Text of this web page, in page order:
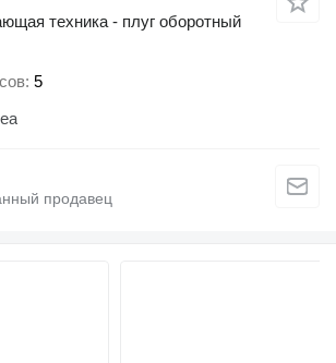
техника - плуг оборотный
5